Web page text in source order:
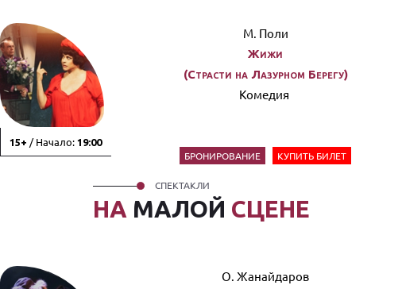
15+ / Начало: 19:00
М. Поли
Жижи
(Страсти на Лазурном Берегу)
Комедия
БРОНИРОВАНИЕ КУПИТЬ БИЛЕТ
НА МАЛОЙ СЦЕНЕ
СПЕКТАКЛИ
О. Жанайдаров